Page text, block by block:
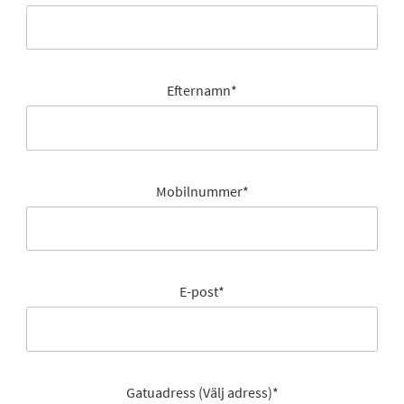
Efternamn*
Mobilnummer*
E-post*
Gatuadress (Välj adress)*